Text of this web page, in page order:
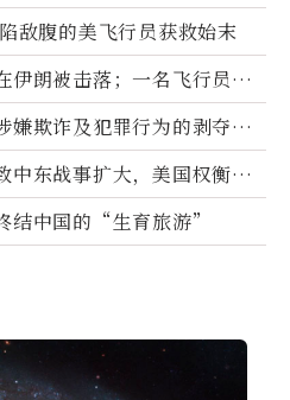
敌腹的美飞行员获救始末
伊朗被击落；一名飞行员失
嫌欺诈及犯罪行为的剥夺公
中东战事扩大，美国权衡地
结中国的“生育旅游”